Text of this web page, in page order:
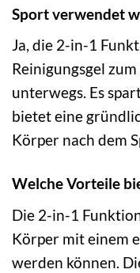
Sport verwendet
Ja, die 2-in-1
Reinigungsgel
unterwegs. Es
bietet eine
Körper nach dem
Welche Vorteile
Die 2-in-1
Körper mit einem
werden können.